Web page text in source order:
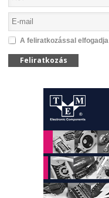
A feliratkozással elfogadja
Feliratkozás